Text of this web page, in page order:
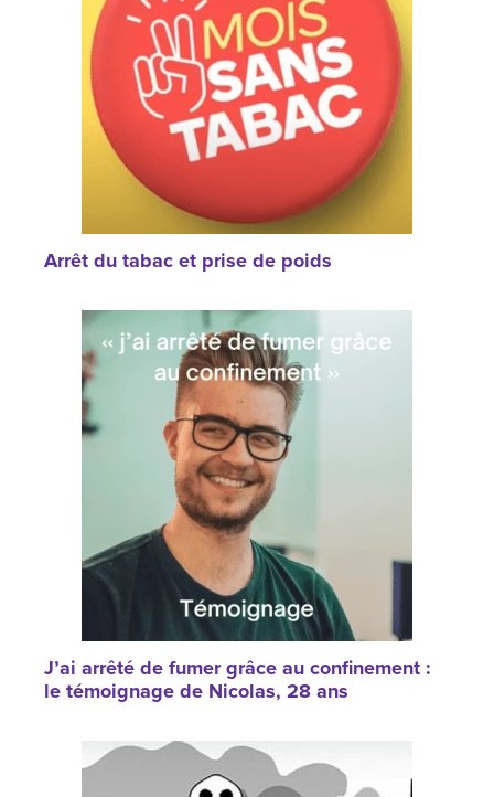
Arrêt du tabac et prise de poids
J’ai arrêté de fumer grâce au confinement :
le témoignage de Nicolas, 28 ans